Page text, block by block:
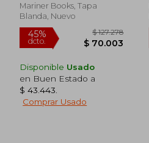
Mariner Books, Tapa
Blanda, Nuevo
Disponible Usado
en Buen Estado a
$ 43.443
Comprar Usado